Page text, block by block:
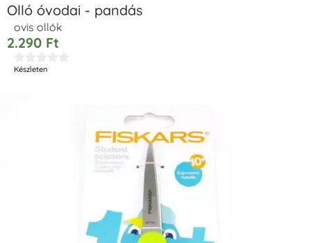
Olló óvodai - pandás
ovis ollók
2.290 Ft
Készleten